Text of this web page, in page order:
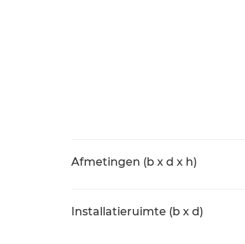
Afmetingen (b x d x h)
Installatieruimte (b x d)